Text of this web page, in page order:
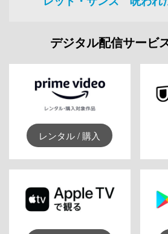
デジタル配信サービ
レンタル / 購入